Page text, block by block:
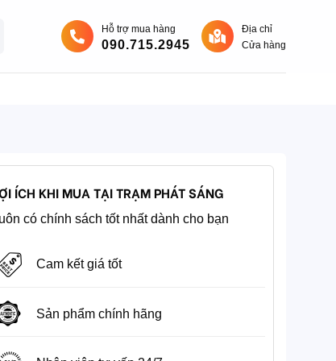
Hỗ trợ mua hàng
090.715.2945
Địa chỉ
Cửa hàng
ÍCH KHI MUA TẠI TRẠM PHÁT SÁNG
có chính sách tốt nhất dành cho bạn
Cam kết giá tốt
Sản phẩm chính hãng